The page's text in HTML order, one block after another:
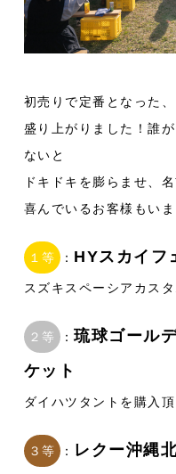
初売りで定番となった
盛り上がりました！誰
ないと
ドキドキを膨らませ、
喜んでいるお客様もいま
１等 ： HYスカイフ
スズキスペーシアカス
２等 ：琉球ゴール
ケット
ダイハツタントを購入
３等 ： レクー沖縄